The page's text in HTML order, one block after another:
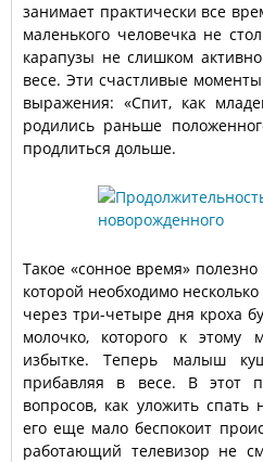
занимает практически все
маленького человечка не
карапузы не слишком
весе. Эти счастливые
выражения: «Спит, как
родились раньше
продлиться дольше.
Такое «сонное время»
которой необходимо
через три-четыре дня кроха
молочко, которого к этому
избытке. Теперь малыш
прибавляя в весе. В этот
вопросов, как уложить спать
его еще мало беспокоит
работающий телевизор не